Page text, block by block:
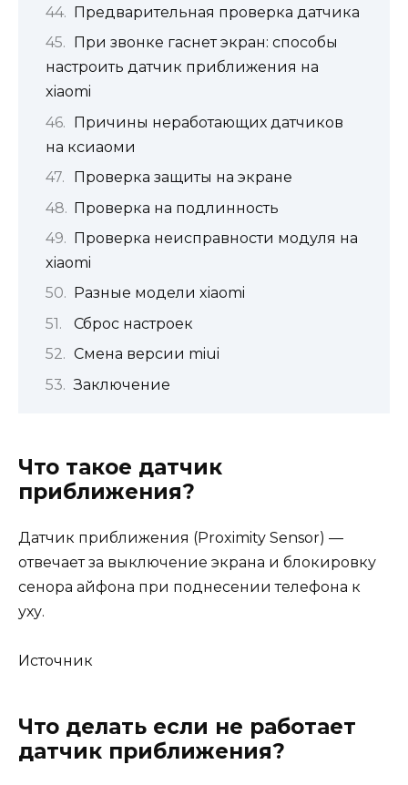
Предварительная проверка датчика
При звонке гаснет экран: способы
настроить датчик приближения на
xiaomi
Причины неработающих датчиков
на ксиаоми
Проверка защиты на экране
Проверка на подлинность
Проверка неисправности модуля на
xiaomi
Разные модели xiaomi
Сброс настроек
Смена версии miui
Заключение
Что такое датчик
приближения?
Датчик приближения (Proximity Sensor) —
отвечает за выключение экрана и блокировку
сенора айфона при поднесении телефона к
уху.
Источник
Что делать если не работает
датчик приближения?